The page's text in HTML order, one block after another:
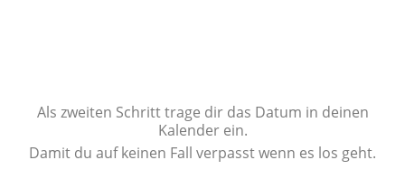
Als zweiten Schritt trage dir das Datum in deinen
Kalender ein.
Damit du auf keinen Fall verpasst wenn es los geht.